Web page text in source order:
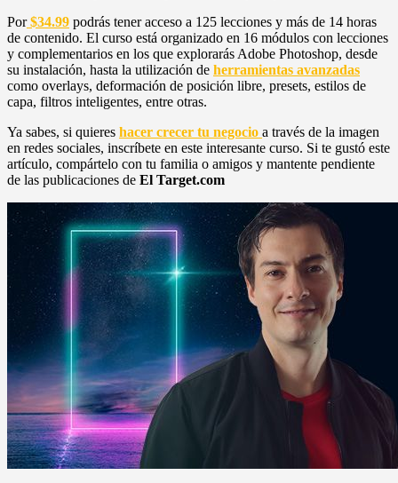
Por $34.99 podrás tener acceso a 125 lecciones y más de 14 horas
de contenido. El curso está organizado en 16 módulos con lecciones
y complementarios en los que explorarás Adobe Photoshop, desde
su instalación, hasta la utilización de herramientas avanzadas
como overlays, deformación de posición libre, presets, estilos de
capa, filtros inteligentes, entre otras.
Ya sabes, si quieres hacer crecer tu negocio a través de la imagen
en redes sociales, inscríbete en este interesante curso. Si te gustó este
artículo, compártelo con tu familia o amigos y mantente pendiente
de las publicaciones de El Target.com